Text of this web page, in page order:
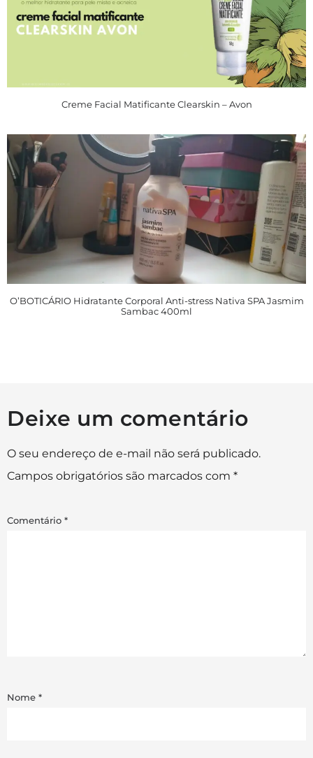
Creme Facial Matificante Clearskin – Avon
O’BOTICÁRIO Hidratante Corporal Anti-stress Nativa SPA Jasmim
Sambac 400ml
Deixe um comentário
O seu endereço de e-mail não será publicado.
Campos obrigatórios são marcados com *
Comentário *
Nome *